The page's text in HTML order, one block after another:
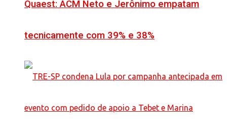
Quaest: ACM Neto e Jerônimo empatam
tecnicamente com 39% e 38%